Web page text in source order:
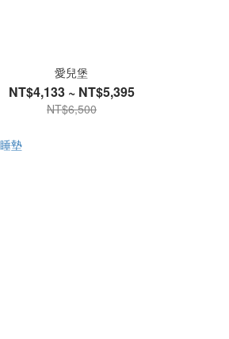
愛兒堡
NT$4,133 ~ NT$5,395
NT$6,500